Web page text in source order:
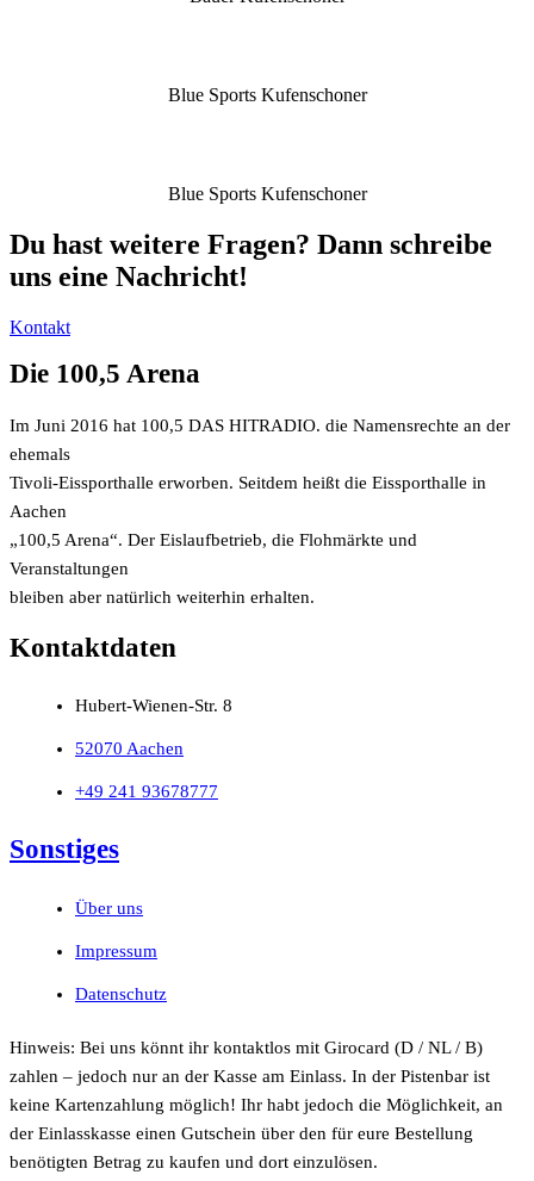
Blue Sports Kufenschoner
Blue Sports Kufenschoner
Du hast weitere Fragen? Dann schreibe
uns eine Nachricht!
Kontakt
Die 100,5 Arena
Im Juni 2016 hat 100,5 DAS HITRADIO. die Namensrechte an der
ehemals
Tivoli-Eissporthalle erworben. Seitdem heißt die Eissporthalle in
Aachen
„100,5 Arena“. Der Eislaufbetrieb, die Flohmärkte und
Veranstaltungen
bleiben aber natürlich weiterhin erhalten.
Kontaktdaten
Hubert-Wienen-Str. 8
52070 Aachen
+49 241 93678777
Sonstiges
Über uns
Impressum
Datenschutz
Hinweis: Bei uns könnt ihr kontaktlos mit Girocard (D / NL / B)
zahlen – jedoch nur an der Kasse am Einlass. In der Pistenbar ist
keine Kartenzahlung möglich! Ihr habt jedoch die Möglichkeit, an
der Einlasskasse einen Gutschein über den für eure Bestellung
benötigten Betrag zu kaufen und dort einzulösen.